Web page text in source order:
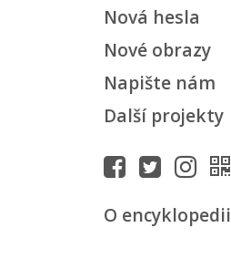
Nová hesla
Nové obrazy
Napište nám
Další projekty
O encyklopedii